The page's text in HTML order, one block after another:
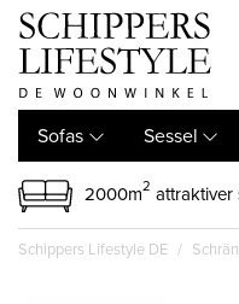
Sofas Sessel
2000m2
Schippers Lifestyle DE